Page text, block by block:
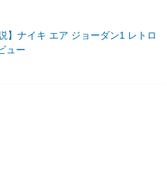
】ナイキ エア ジョーダン1 レトロ
ュー